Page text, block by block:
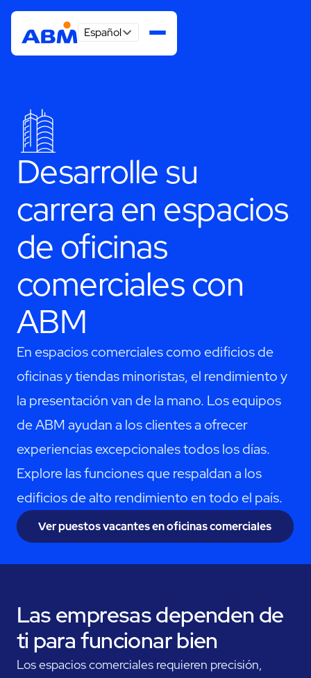
Español
Desarrolle su
carrera en espacios
de oficinas
comerciales con
ABM
En espacios comerciales como edificios de
oficinas y tiendas minoristas, el rendimiento y
la presentación van de la mano. Los equipos
de ABM ayudan a los clientes a ofrecer
experiencias excepcionales todos los días.
Explore las funciones que respaldan a los
edificios de alto rendimiento en todo el país.
Ver puestos vacantes en oficinas comerciales
Las empresas dependen de
ti para funcionar bien
Los espacios comerciales requieren precisión,